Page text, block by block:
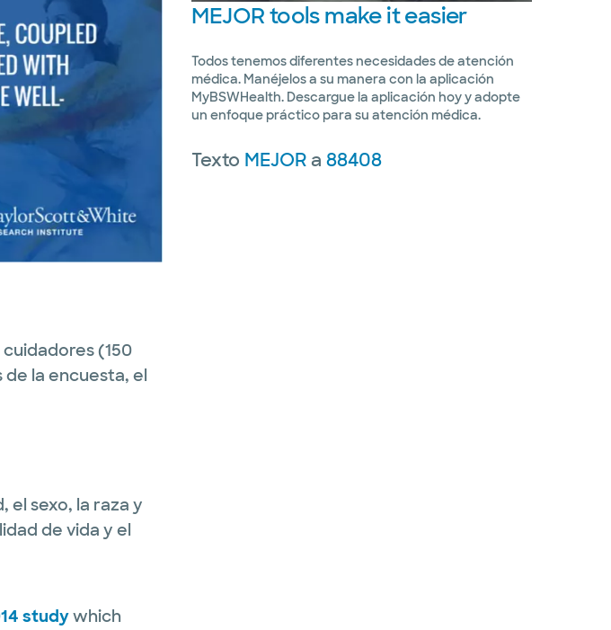
(150
la encuesta, el
el sexo, la raza y
de vida y el
studywhich
MEJORtools make it easier
Todos tenemos diferentes necesidades de atención
médica. Manéjelos a su manera con la aplicación
MyBSWHealth. Descargue la aplicación hoy y adopte
un enfoque práctico para su atención médica.
Texto MEJORa88408